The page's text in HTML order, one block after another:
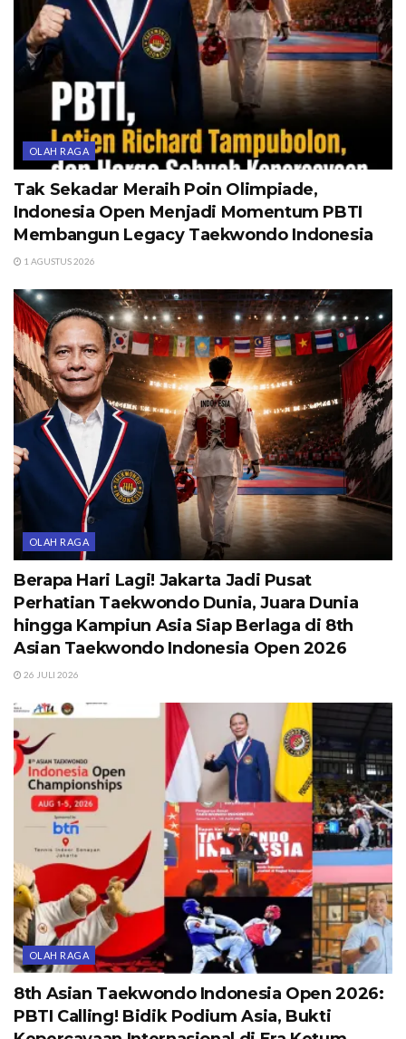
OLAH RAGA
Tak Sekadar Meraih Poin Olimpiade,
Indonesia Open Menjadi Momentum PBTI
Membangun Legacy Taekwondo Indonesia
1 AGUSTUS 2026
OLAH RAGA
Berapa Hari Lagi! Jakarta Jadi Pusat
Perhatian Taekwondo Dunia, Juara Dunia
hingga Kampiun Asia Siap Berlaga di 8th
Asian Taekwondo Indonesia Open 2026
26 JULI 2026
OLAH RAGA
8th Asian Taekwondo Indonesia Open 2026:
PBTI Calling! Bidik Podium Asia, Bukti